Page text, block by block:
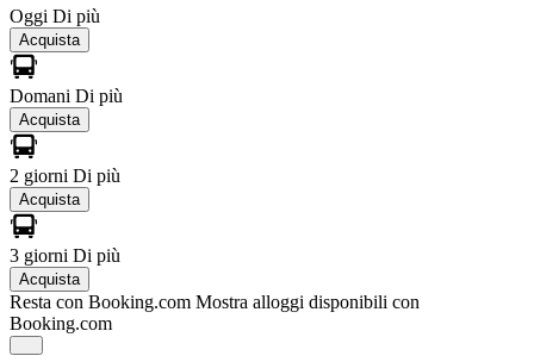
Oggi Di più
Acquista
Domani Di più
Acquista
2 giorni Di più
Acquista
3 giorni Di più
Acquista
Resta con Booking.com Mostra alloggi disponibili con
Booking.com